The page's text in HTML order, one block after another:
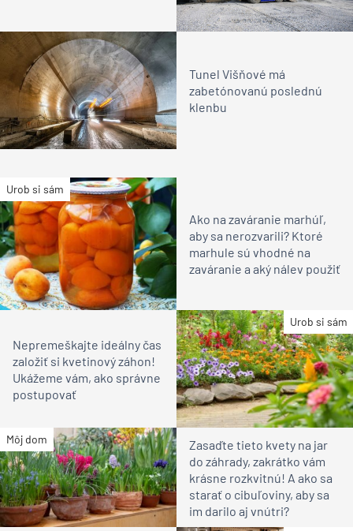
Tunel Višňové má
zabetónovanú poslednú
klenbu
Urob si sám
Ako na zaváranie marhúľ,
aby sa nerozvarili? Ktoré
marhule sú vhodné na
zaváranie a aký nálev použiť
Urob si sám
Nepremeškajte ideálny čas
založiť si kvetinový záhon!
Ukážeme vám, ako správne
postupovať
Môj dom
Zasaďte tieto kvety na jar
do záhrady, zakrátko vám
krásne rozkvitnú! A ako sa
starať o cibuľoviny, aby sa
im darilo aj vnútri?